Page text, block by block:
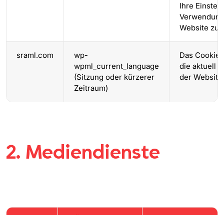
Ihre
Website zu
sraml.com
wp-
wpml_current_language
(Sitzung oder kürzerer
Zeitraum)
Das Cookie
die aktuell
der
2. Mediendienste